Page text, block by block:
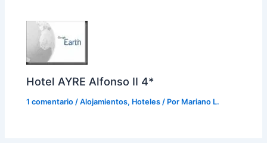
Hotel AYRE Alfonso II 4*
1 comentario /Alojamientos, Hoteles / Por Mariano L.